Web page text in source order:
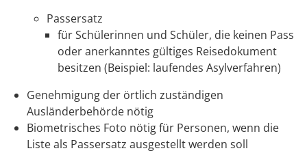
Passersatz
für Schülerinnen und Schüler, die keinen Pass
oder anerkanntes gültiges Reisedokument
besitzen (Beispiel: laufendes Asylverfahren)
Genehmigung der örtlich zuständigen
Ausländerbehörde nötig
Biometrisches Foto nötig für Personen, wenn die
Liste als Passersatz ausgestellt werden soll